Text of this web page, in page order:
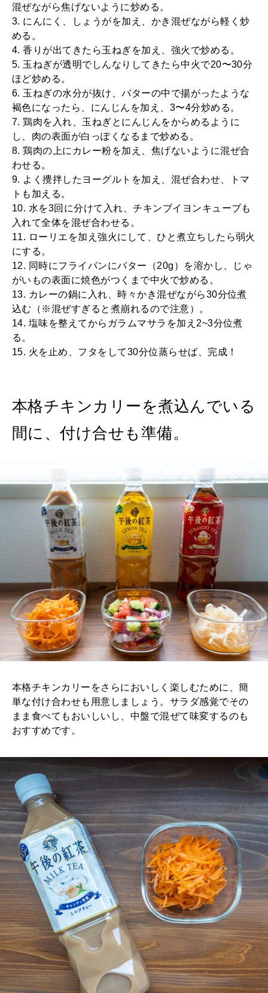
混ぜながら焦げないように炒める。
3. にんにく、しょうがを加え、かき混ぜながら軽く炒
める。
4. 香りが出てきたら玉ねぎを加え、強火で炒める。
5. 玉ねぎが透明でしんなりしてきたら中火で20〜30分
ほど炒める。
6. 玉ねぎの水分が抜け、バターの中で揚がったような
褐色になったら、にんじんを加え、3〜4分炒める。
7. 鶏肉を入れ、玉ねぎとにんじんをからめるように
し、肉の表面が白っぽくなるまで炒める。
8. 鶏肉の上にカレー粉を加え、焦げないように混ぜ合
わせる。
9. よく攪拌したヨーグルトを加え、混ぜ合わせ、トマ
トも加える。
10. 水を3回に分けて入れ、チキンブイヨンキューブも
入れて全体を混ぜ合わせる。
11. ローリエを加え強火にして、ひと煮立ちしたら弱火
にする。
12. 同時にフライパンにバター（20g）を溶かし、じゃ
がいもの表面に焼色がつくまで中火で炒める。
13. カレーの鍋に入れ、時々かき混ぜながら30分位煮
込む（※混ぜすぎると煮崩れるので注意）。
14. 塩味を整えてからガラムマサラを加え2~3分位煮
る。
15. 火を止め、フタをして30分位蒸らせば、完成！
本格チキンカリーを煮込んでいる
間に、付け合せも準備。
本格チキンカリーをさらにおいしく楽しむために、簡
単な付け合わせも用意しましょう。サラダ感覚でその
まま食べてもおいしいし、中盤で混ぜて味変するのも
おすすめです。